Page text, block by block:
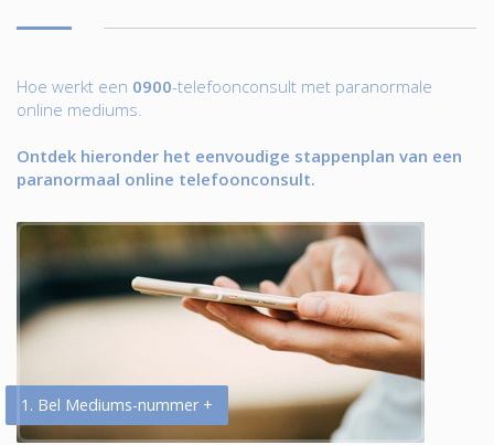
Hoe werkt een 0900-telefoonconsult met paranormale
online mediums.
Ontdek hieronder het eenvoudige stappenplan van een
paranormaal online telefoonconsult.
1. Bel Mediums-nummer +